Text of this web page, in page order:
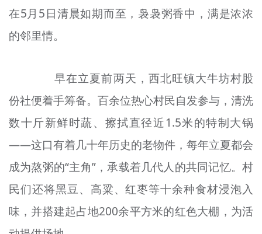
在5月5日清晨如期而至，袅袅粥香中，满是浓浓
的邻里情。
早在立夏前两天，西北旺镇大牛坊村股
份社便着手筹备。百余位热心村民自发参与，清洗
数十斤新鲜时蔬、擦拭直径近1.5米的特制大锅
——这口有着几十年历史的老物件，每年立夏都会
成为熬粥的“主角”，承载着几代人的共同记忆。村
民们还将黑豆、高粱、红枣等十余种食材浸泡入
味，并搭建起占地200余平方米的红色大棚，为活